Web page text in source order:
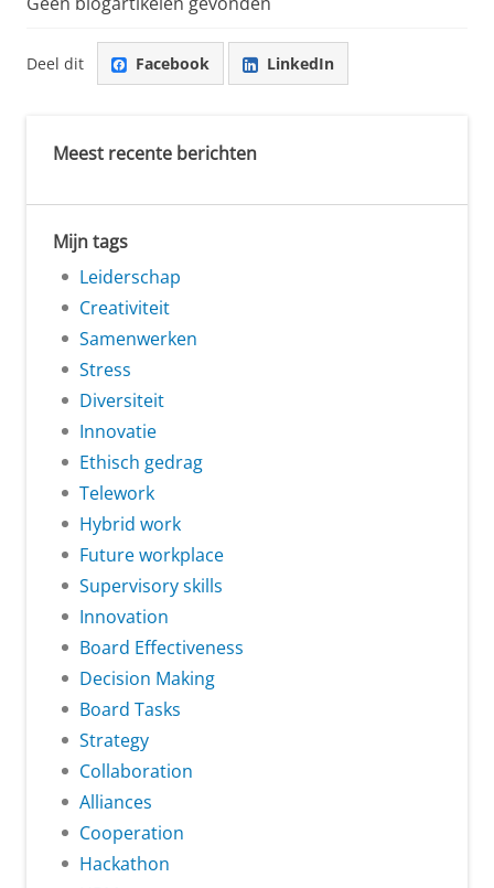
Deel dit Facebook LinkedIn
Meest recente berichten
Mijn tags
Leiderschap
Creativiteit
Samenwerken
Stress
Diversiteit
Innovatie
Ethisch gedrag
Telework
Hybrid work
Future workplace
Supervisory skills
Innovation
Board Effectiveness
Decision Making
Board Tasks
Strategy
Collaboration
Alliances
Cooperation
Hackathon